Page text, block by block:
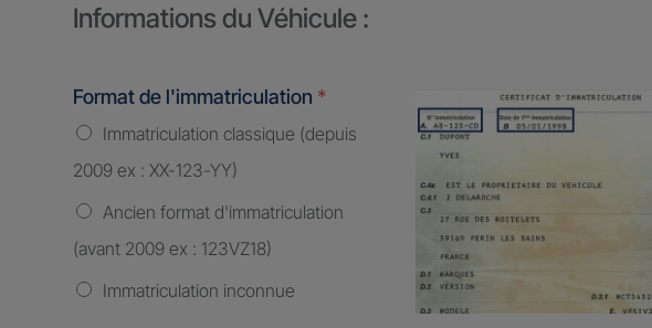
Informations du Véhicule :
Format de l'immatriculation *
Immatriculation classique (depuis
2009 ex : XX-123-YY)
Ancien format d'immatriculation
(avant 2009 ex : 123VZ18)
Immatriculation inconnue